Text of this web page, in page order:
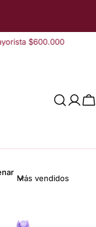
$600.000